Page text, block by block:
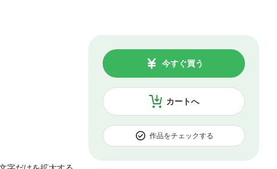
カートへ
今すぐ買う
作品をチェックする